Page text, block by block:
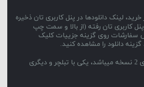
لینک دانلودها در پنل کاربری تان ذخیره
کاربری تان رفته (از بالا و سمت چپ
روی گزینه جزییات کلیک
گزینه دانلود را مشاهده کنید.
فایل PDF نت دارای 2 نسخه میباشد، یکی با تبلچر و دیگری